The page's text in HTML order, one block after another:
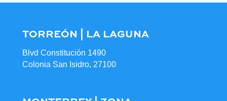
TORREÓN | LA LAGUNA
Blvd Constitución 1490
Colonia San Isidro, 27100